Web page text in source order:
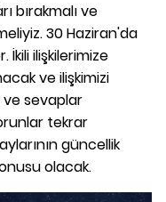
bırakmalı ve
30 Haziran'da
ilişkilerimize
ve ilişkimizi
sevaplar
tekrar
güncellik
olacak.